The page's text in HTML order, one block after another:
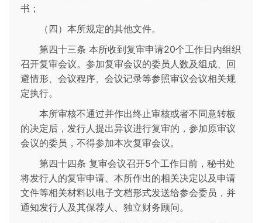
书；
（四）本所规定的其他文件。
第四十三条 本所收到复审申请20个工作日内组织
召开复审会议。参加复审会议的委员人数及组成、回
避情形、会议程序、会议记录等参照审议会议相关规
定执行。
本所审核不通过并作出终止审核或者不同意转板
的决定后，发行人提出异议进行复审的，参加原审议
会议的委员，不得参加本次复审会议。
第四十四条 复审会议召开5个工作日前，秘书处
将发行人的复审申请、本所作出的相关决定以及申请
文件等相关材料以电子文档形式发送给参会委员，并
通知发行人及其保荐人、独立财务顾问。